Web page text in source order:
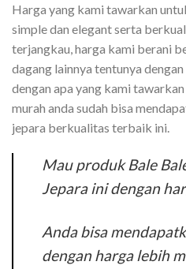
Harga yang kami tawarkan
simple dan elegant serta
terjangkau, harga kami berani
dagang lainnya tentunya
dengan apa yang kami
murah anda sudah bisa
jepara berkualitas terbaik ini.
Mau produk Bale
Jepara ini dengan
Anda bisa
dengan harga lebih